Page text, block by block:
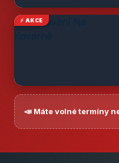
⚡ AKCE
📣 Máte volné termíny